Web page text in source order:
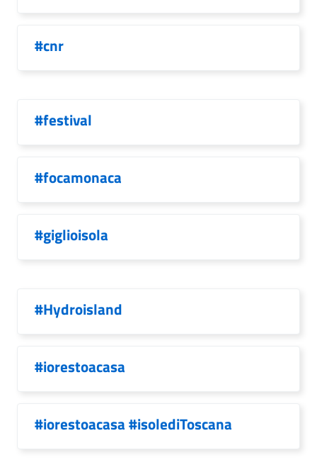
#cnr
#festival
#focamonaca
#giglioisola
#Hydroisland
#iorestoacasa
#iorestoacasa #isolediToscana